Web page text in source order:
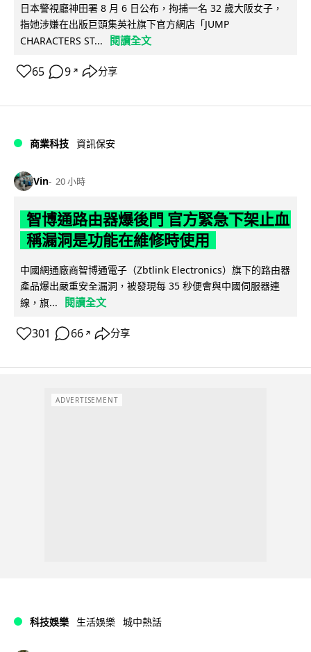
日本警視廳神田署 8 月 6 日公布，拘捕一名 32 歲大阪女子，
指她涉嫌在出版巨頭集英社旗下官方網店「JUMP
CHARACTERS ST...
閱讀全文
65 9 ↗ 分享
商業科技 資訊保安
Vin 20 小時
智博通路由器爆後門 官方緊急下架止血
稱漏洞是功能在維修時使用
中國網通廠商智博通電子（Zbtlink Electronics）旗下的路由器
產品爆出嚴重安全漏洞，被發現每 35 秒便會與中國伺服器連
線，旗...
閱讀全文
301 66 ↗ 分享
ADVERTISEMENT
科技娛樂 生活娛樂 城中熱話